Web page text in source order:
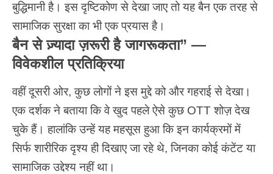
बुद्धिमानी है। इस दृष्टिकोण से देखा जाए तो यह बैन एक तरह से
सामाजिक सुरक्षा का भी एक प्रयास है।
बैन से ज़्यादा ज़रूरी है जागरूकता” —
विवेकशील प्रतिक्रिया
वहीं दूसरी ओर, कुछ लोगों ने इस मुद्दे को और गहराई से देखा।
एक दर्शक ने बताया कि वे खुद पहले ऐसे कुछ OTT शोज़ देख
चुके हैं। हालांकि उन्हें यह महसूस हुआ कि इन कार्यक्रमों में
सिर्फ शारीरिक दृश्य ही दिखाए जा रहे थे, जिनका कोई कंटेंट या
सामाजिक उद्देश्य नहीं था।